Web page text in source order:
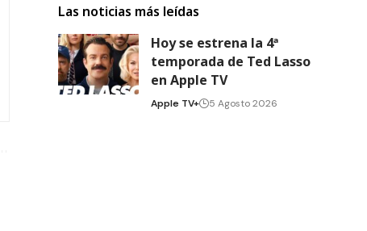
Las noticias más leídas
Hoy se estrena la 4ª
temporada de Ted Lasso
en Apple TV
Apple TV+ 5 Agosto 2026